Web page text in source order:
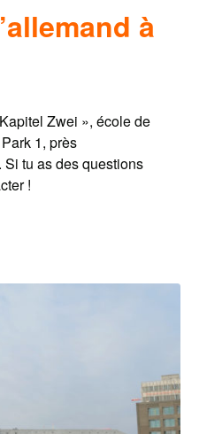
à
Zwei », école de
1, près
Si tu as des questions
!